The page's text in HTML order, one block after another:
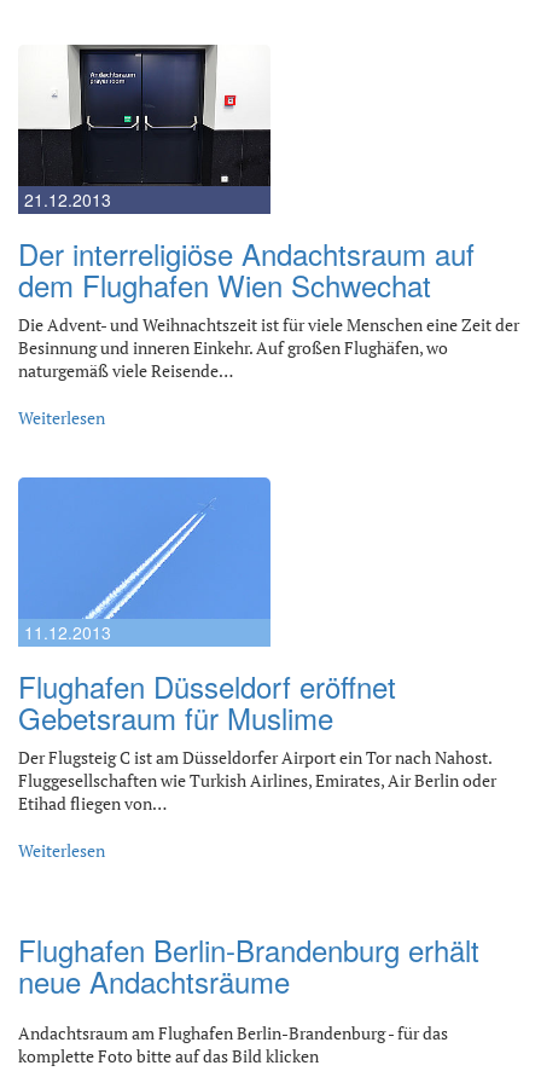
21.12.2013
Der interreligiöse Andachtsraum auf
dem Flughafen Wien Schwechat
Die Advent- und Weihnachtszeit ist für viele Menschen eine Zeit der
Besinnung und inneren Einkehr. Auf großen Flughäfen, wo
naturgemäß viele Reisende…
Weiterlesen
11.12.2013
Flughafen Düsseldorf eröffnet
Gebetsraum für Muslime
Der Flugsteig C ist am Düsseldorfer Airport ein Tor nach Nahost.
Fluggesellschaften wie Turkish Airlines, Emirates, Air Berlin oder
Etihad fliegen von…
Weiterlesen
Flughafen Berlin-Brandenburg erhält
neue Andachtsräume
Andachtsraum am Flughafen Berlin-Brandenburg - für das
komplette Foto bitte auf das Bild klicken